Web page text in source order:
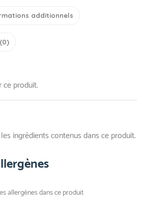
additionnels
produit.
ingrédients contenus dans ce produit.
allergènes dans ce produit